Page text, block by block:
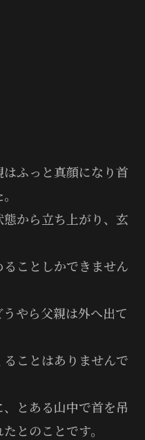
ふっと真顔になり首
から立ち上がり、玄
ことしかできません
やら父親は外へ出て
ことはありませんで
とある山中で首を吊
とのことです。